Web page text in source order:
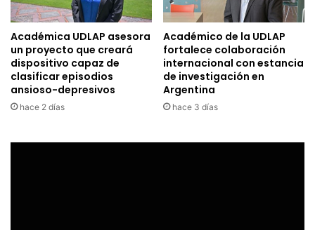
Académica UDLAP asesora
un proyecto que creará
dispositivo capaz de
clasificar episodios
ansioso-depresivos
hace 2 días
Académico de la UDLAP
fortalece colaboración
internacional con estancia
de investigación en
Argentina
hace 3 días